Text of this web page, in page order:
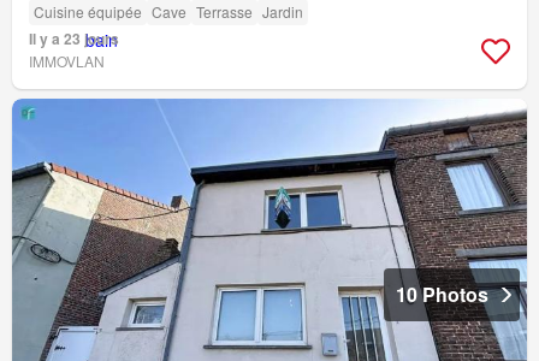
Cuisine équipée Cave Terrasse Jardin
Il y a 23 jours
IMMOVLAN
10 Photos